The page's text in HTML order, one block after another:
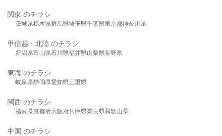
関東 のチラシ
茨城県栃木県群馬県埼玉県千葉県東京都神奈川県
甲信越・北陸 のチラシ
新潟県富山県石川県福井県山梨県長野県
東海 のチラシ
岐阜県静岡県愛知県三重県
関西 のチラシ
滋賀県京都府大阪府兵庫県奈良県和歌山県
中国 のチラシ